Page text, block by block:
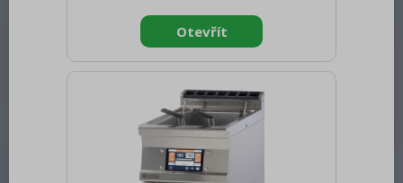
spotřebiče: Elektrické zařízení
Konstruční typ zařízení: S podestavbou
Příkon elektrický [kW]: 16.200 Napájení:
ovládacích prvků: IPX5 Vnější barva
zařízení: Nerezové Materiál: AISI 304
Kontrolky: chodu a nahřátí Typ vrc